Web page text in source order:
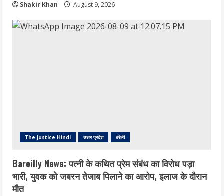
Shakir Khan August 9, 2026
The Justice Hindi उत्तर प्रदेश बरेली
Bareilly Newe: पत्नी के कथित प्रेम संबंध का विरोध पड़ा
भारी, युवक को जबरन तेजाब पिलाने का आरोप, इलाज के दौरान
मौत